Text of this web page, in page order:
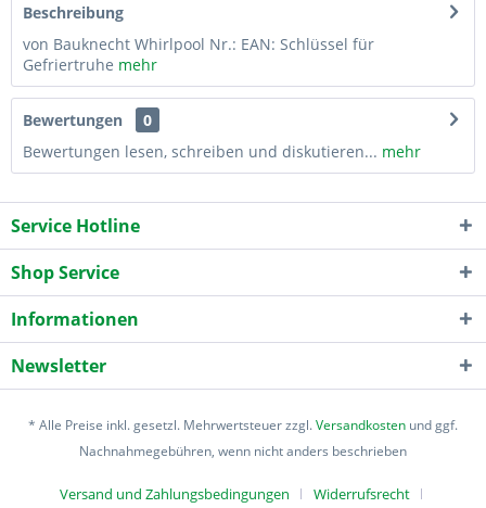
Beschreibung
von Bauknecht Whirlpool Nr.: EAN: Schlüssel für
Gefriertruhe mehr
Bewertungen
0
Bewertungen lesen, schreiben und diskutieren... mehr
Service Hotline
Shop Service
Informationen
Newsletter
* Alle Preise inkl. gesetzl. Mehrwertsteuer zzgl.Versandkosten und ggf.
Nachnahmegebühren, wenn nicht anders beschrieben
Versand und Zahlungsbedingungen Widerrufsrecht